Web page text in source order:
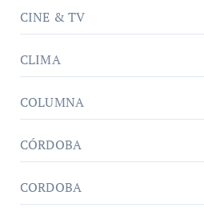
CINE & TV
CLIMA
COLUMNA
CÓRDOBA
CORDOBA